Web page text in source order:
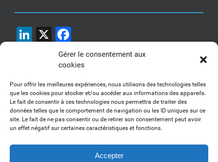
Gérer le consentement aux
cookies
Pour offrir les meilleures expériences, nous utilisons des technologies telles
que les cookies pour stocker et/ou accéder aux informations des appareils.
Le fait de consentir à ces technologies nous permettra de traiter des
données telles que le comportement de navigation ou les ID uniques sur ce
site. Le fait de ne pas consentir ou de retirer son consentement peut avoir
un effet négatif sur certaines caractéristiques et fonctions.
Accepter
LinkedIn
X
1, 2, 3... Buzzez !
Découvrez nos kits communication